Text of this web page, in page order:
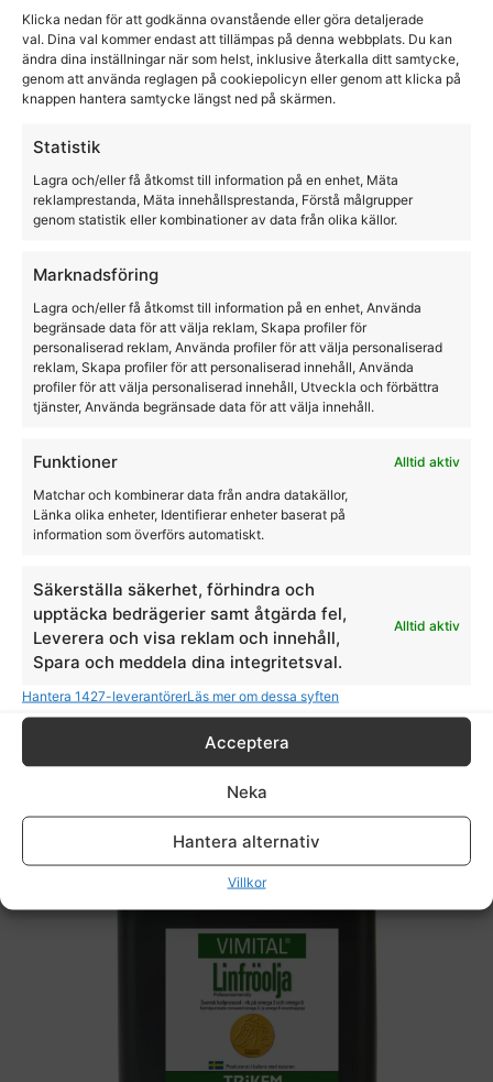
Klicka nedan för att godkänna ovanstående eller göra detaljerade
val. Dina val kommer endast att tillämpas på denna webbplats. Du kan
ändra dina inställningar när som helst, inklusive återkalla ditt samtycke,
genom att använda reglagen på cookiepolicyn eller genom att klicka på
knappen hantera samtycke längst ned på skärmen.
Statistik
Lagra och/eller få åtkomst till information på en enhet, Mäta
reklamprestanda, Mäta innehållsprestanda, Förstå målgrupper
genom statistik eller kombinationer av data från olika källor.
Marknadsföring
Lagra och/eller få åtkomst till information på en enhet, Använda
begränsade data för att välja reklam, Skapa profiler för
personaliserad reklam, Använda profiler för att välja personaliserad
reklam, Skapa profiler för att personaliserad innehåll, Använda
profiler för att välja personaliserad innehåll, Utveckla och förbättra
tjänster, Använda begränsade data för att välja innehåll.
Funktioner
Alltid aktiv
Matchar och kombinerar data från andra datakällor,
Länka olika enheter, Identifierar enheter baserat på
information som överförs automatiskt.
Säkerställa säkerhet, förhindra och
upptäcka bedrägerier samt åtgärda fel,
Leverera och visa reklam och innehåll,
Spara och meddela dina integritetsval.
Alltid aktiv
Hantera 1427-leverantörerLäs mer om dessa syften
Acceptera
Neka
Hantera alternativ
Villkor
Pavo Mobility 3Kg
Pavo
1979,00 kr
Hydra Hovbalsam 500ml
319,00kr